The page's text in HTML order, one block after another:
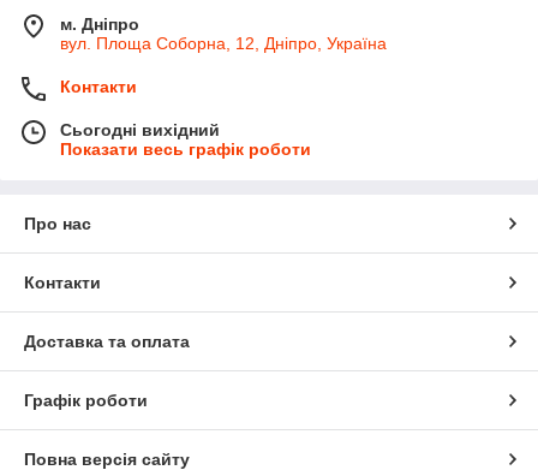
м. Дніпро
вул. Площа Соборна, 12, Дніпро, Україна
Контакти
Сьогодні вихідний
Показати весь графік роботи
Про нас
Контакти
Доставка та оплата
Графік роботи
Повна версія сайту